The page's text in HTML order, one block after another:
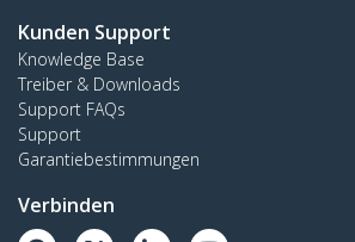
Kunden Support
Knowledge Base
Treiber & Downloads
Support FAQs
Support
Garantiebestimmungen
Verbinden